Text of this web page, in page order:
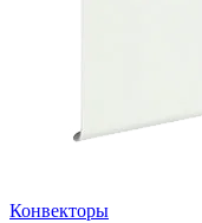
Конвекторы